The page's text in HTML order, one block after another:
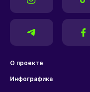
О проекте
Инфографика